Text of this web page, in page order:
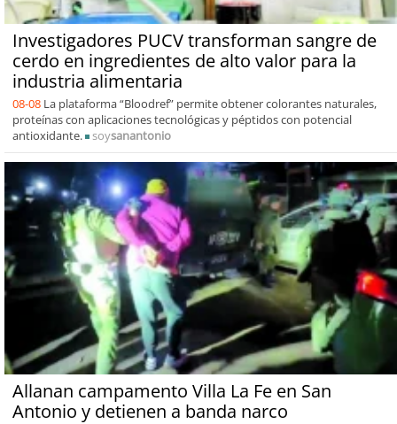
Investigadores PUCV transforman sangre de
cerdo en ingredientes de alto valor para la
industria alimentaria
08-08 La plataforma “Bloodref” permite obtener colorantes naturales,
proteínas con aplicaciones tecnológicas y péptidos con potencial
antioxidante.
soysanantonio
Allanan campamento Villa La Fe en San
Antonio y detienen a banda narco